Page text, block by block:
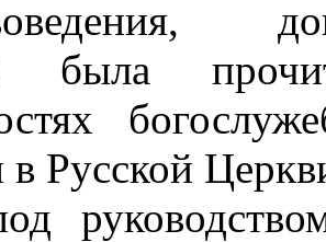
была
в Русской